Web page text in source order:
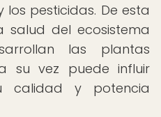
los pesticidas. De esta
salud del ecosistema
las plantas
su vez puede influir
calidad y potencia